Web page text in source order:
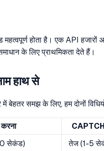
होता है। एक API हजारों
के लिए प्राथमिकता देते हैं।
हाथ से
में बेहतर समझ के लिए, हम दोनों
सेकंड)
तेज (1-5